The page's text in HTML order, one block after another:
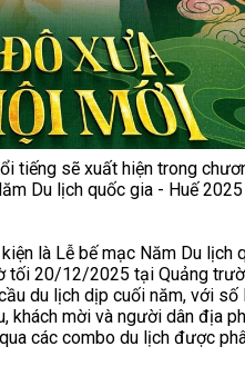
tiếng sẽ xuất hiện trong
Du lịch quốc gia - Huế 2025
là Lễ bế mạc Năm Du lịch
tối 20/12/2025 tại Quảng
du lịch dịp cuối năm, với số
khách mời và người dân địa
các combo du lịch được